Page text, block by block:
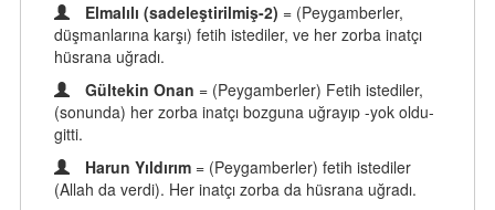
Elmalılı (sadeleştirilmiş-2) = (Peygamberler,
düşmanlarına karşı) fetih istediler, ve her zorba inatçı
hüsrana uğradı.
Gültekin Onan = (Peygamberler) Fetih istediler,
(sonunda) her zorba inatçı bozguna uğrayıp -yok oldu-
gitti.
Harun Yıldırım = (Peygamberler) fetih istediler
(Allah da verdi). Her inatçı zorba da hüsrana uğradı.